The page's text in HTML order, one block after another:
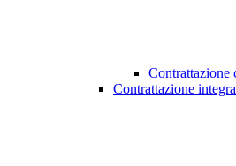
Contrattazione
Contrattazione